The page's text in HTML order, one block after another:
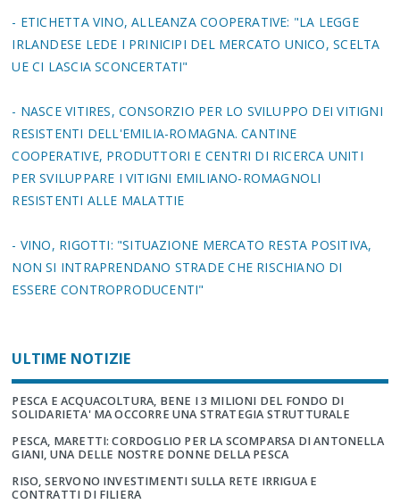
- ETICHETTA VINO, ALLEANZA COOPERATIVE: "LA LEGGE
IRLANDESE LEDE I PRINICIPI DEL MERCATO UNICO, SCELTA
UE CI LASCIA SCONCERTATI"
- NASCE VITIRES, CONSORZIO PER LO SVILUPPO DEI VITIGNI
RESISTENTI DELL'EMILIA-ROMAGNA. CANTINE
COOPERATIVE, PRODUTTORI E CENTRI DI RICERCA UNITI
PER SVILUPPARE I VITIGNI EMILIANO-ROMAGNOLI
RESISTENTI ALLE MALATTIE
- VINO, RIGOTTI: "SITUAZIONE MERCATO RESTA POSITIVA,
NON SI INTRAPRENDANO STRADE CHE RISCHIANO DI
ESSERE CONTROPRODUCENTI"
ULTIME NOTIZIE
PESCA E ACQUACOLTURA, BENE I 3 MILIONI DEL FONDO DI
SOLIDARIETA' MA OCCORRE UNA STRATEGIA STRUTTURALE
PESCA, MARETTI: CORDOGLIO PER LA SCOMPARSA DI ANTONELLA
GIANI, UNA DELLE NOSTRE DONNE DELLA PESCA
RISO, SERVONO INVESTIMENTI SULLA RETE IRRIGUA E
CONTRATTI DI FILIERA